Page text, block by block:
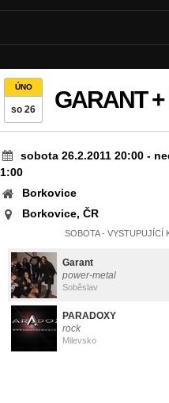
ÚNO
so 26 GARANT
sobota 26.2.2011 20:00 -
1:00
Borkovice
Borkovice, ČR
SOBOTA - VYSTUPUJÍCÍ
Garant
power-metal
Soběslav
PARADOXY
rock
Milevsko